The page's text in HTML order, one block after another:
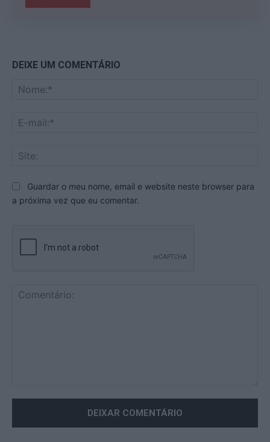
DEIXE UM COMENTÁRIO
Guardar o meu nome, email e website neste browser para
a próxima vez que eu comentar.